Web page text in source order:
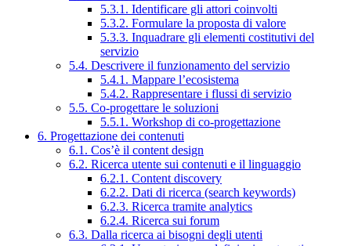
5.3.1. Identificare gli attori coinvolti
5.3.2. Formulare la proposta di valore
5.3.3. Inquadrare gli elementi costitutivi del
servizio
5.4. Descrivere il funzionamento del servizio
5.4.1. Mappare l’ecosistema
5.4.2. Rappresentare i flussi di servizio
5.5. Co-progettare le soluzioni
5.5.1. Workshop di co-progettazione
6. Progettazione dei contenuti
6.1. Cos’è il content design
6.2. Ricerca utente sui contenuti e il linguaggio
6.2.1. Content discovery
6.2.2. Dati di ricerca (search keywords)
6.2.3. Ricerca tramite analytics
6.2.4. Ricerca sui forum
6.3. Dalla ricerca ai bisogni degli utenti